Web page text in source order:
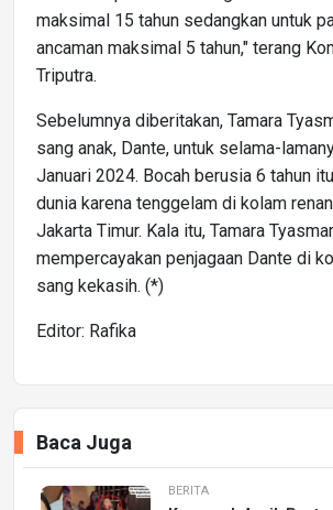
maksimal 15 tahun sedangkan untuk
ancaman maksimal 5 tahun," terang
Triputra.
Sebelumnya diberitakan, Tamara
sang anak, Dante, untuk selama-
Januari 2024. Bocah berusia 6 tahun
dunia karena tenggelam di kolam
Jakarta Timur. Kala itu, Tamara
mempercayakan penjagaan Dante di
sang kekasih. (*)
Editor: Rafika
Baca Juga
BERITA